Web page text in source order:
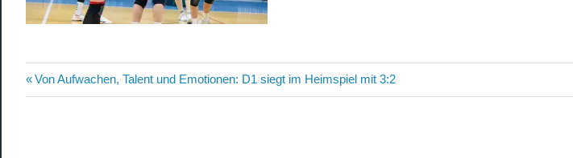
Beitragsnavigation
Vorheriger
Beitrag:
Von Aufwachen, Talent und Emotionen: D1 siegt im Heimspiel mit 3:2